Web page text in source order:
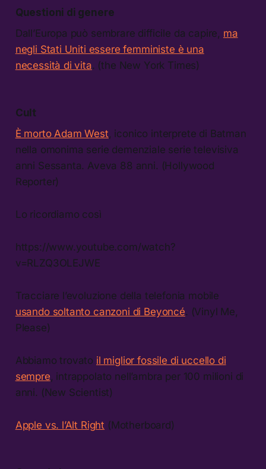
Questioni di genere
Dall’Europa può sembrare difficile da capire, ma
negli Stati Uniti essere femministe è una
necessità di vita. (the New York Times)
Cult
È morto Adam West, iconico interprete di Batman
nella omonima serie demenziale serie televisiva
anni Sessanta. Aveva 88 anni. (Hollywood
Reporter)
Lo ricordiamo così
https://www.youtube.com/watch?
v=RLZQ3OLEJWE
Tracciare l’evoluzione della telefonia mobile
usando soltanto canzoni di Beyoncé. (Vinyl Me,
Please)
Abbiamo trovato il miglior fossile di uccello di
sempre, intrappolato nell’ambra per 100 milioni di
anni. (New Scientist)
Apple vs. l’Alt Right (Motherboard)